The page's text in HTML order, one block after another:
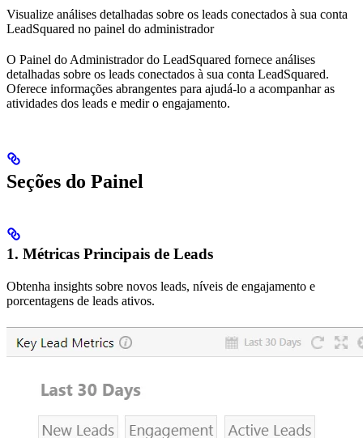
Visualize análises detalhadas sobre os leads conectados à sua conta
LeadSquared no painel do administrador
O Painel do Administrador do LeadSquared fornece análises
detalhadas sobre os leads conectados à sua conta LeadSquared.
Oferece informações abrangentes para ajudá-lo a acompanhar as
atividades dos leads e medir o engajamento.
Seções do Painel
1. Métricas Principais de Leads
Obtenha insights sobre novos leads, níveis de engajamento e
porcentagens de leads ativos.